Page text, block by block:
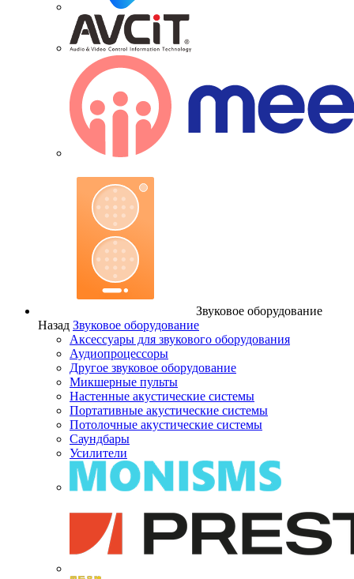
Звуковое оборудование
Назад Звуковое оборудование
Аксессуары для звукового оборудования
Аудиопроцессоры
Другое звуковое оборудование
Микшерные пульты
Настенные акустические системы
Портативные акустические системы
Потолочные акустические системы
Саундбары
Усилители